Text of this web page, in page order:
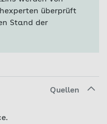
überprüft
Stand der
Quellen